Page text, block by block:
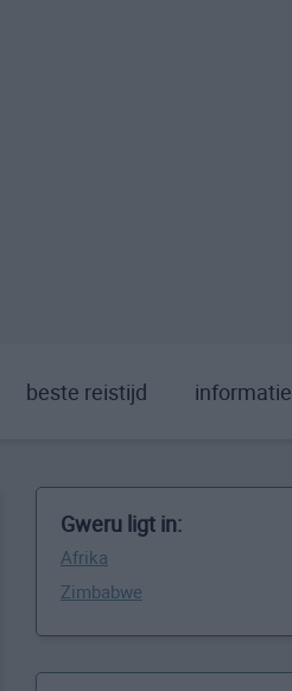
beste reistijd informatie
Gweru ligt in:
Afrika
Zimbabwe